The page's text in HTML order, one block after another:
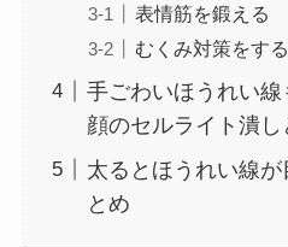
表情筋を鍛える
むくみ対策をする
手ごわいほうれい
顔のセルライト潰し
太るとほうれい線
とめ